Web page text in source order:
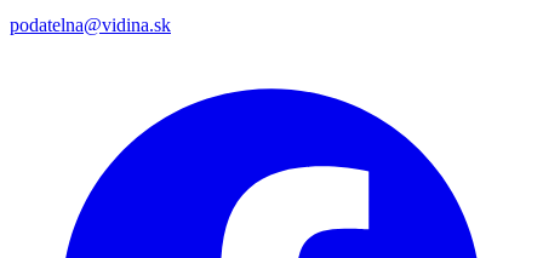
podatelna@vidina.sk